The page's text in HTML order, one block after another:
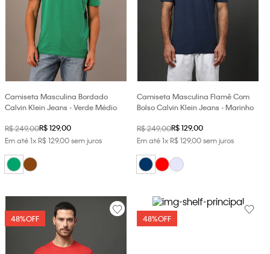
Camiseta Masculina Bordado
Calvin Klein Jeans - Verde Médio
R$249,00R$129,00
Em até1xR$129,00sem juros
Camiseta Masculina Flamê Com
Bolso Calvin Klein Jeans - Marinho
R$249,00R$129,00
Em até1xR$129,00sem juros
48%OFF 48%OFF